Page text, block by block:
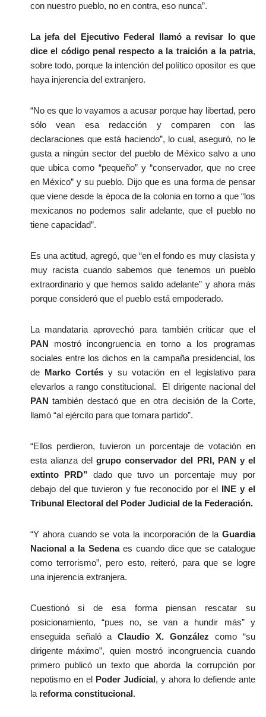
con nuestro pueblo, no en contra, eso nunca”.
La jefa del Ejecutivo Federal llamó a revisar lo que
dice el código penal respecto a la traición a la patria,
sobre todo, porque la intención del político opositor es que
haya injerencia del extranjero.
“No es que lo vayamos a acusar porque hay libertad, pero
sólo vean esa redacción y comparen con las
declaraciones que está haciendo”, lo cual, aseguró, no le
gusta a ningún sector del pueblo de México salvo a uno
que ubica como “pequeño” y “conservador, que no cree
en México” y su pueblo. Dijo que es una forma de pensar
que viene desde la época de la colonia en torno a que “los
mexicanos no podemos salir adelante, que el pueblo no
tiene capacidad”.
Es una actitud, agregó, que “en el fondo es muy clasista y
muy racista cuando sabemos que tenemos un pueblo
extraordinario y que hemos salido adelante” y ahora más
porque consideró que el pueblo está empoderado.
PAN
mostró incongruencia en torno a los programas
sociales entre los dichos en la campaña presidencial, los
de
Marko Cortés y su votación en el legislativo para
PAN también destacó que en otra decisión de la Corte,
llamó “al ejército para que tomara partido”.
“Ellos perdieron, tuvieron un porcentaje de votación en
esta alianza del grupo conservador del PRI, PAN y el
extinto PRD” dado que tuvo un porcentaje muy por
debajo del que tuvieron y fue reconocido por el
INE y el
Tribunal Electoral del Poder Judicial de la Federación.
“Y ahora cuando se vota la incorporación de la Guardia
Nacional a la Sedena es cuando dice que se catalogue
como terrorismo”, pero esto, reiteró, para que se logre
una injerencia extranjera.
Cuestionó si de esa forma piensan rescatar su
posicionamiento, “pues no, se van a hundir más” y
enseguida señaló a Claudio X. González como “su
dirigente máximo”, quien mostró incongruencia cuando
primero publicó un texto que aborda la corrupción por
nepotismo en el
Poder Judicial , y ahora lo defiende ante
la reforma constitucional .